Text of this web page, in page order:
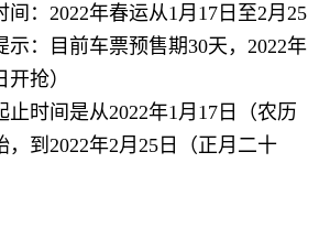
间：2022年春运从1月17日至2月25
示：目前车票预售期30天，2022年
抢）
止时间是从2022年1月17日（农历
，到2022年2月25日（正月二十